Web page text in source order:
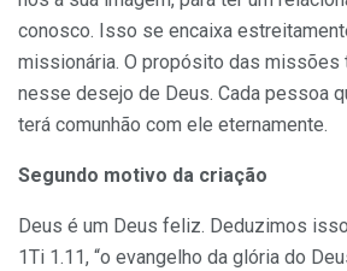
conosco. Isso se encaixa
missionária. O propósito das missões
nesse desejo de Deus. Cada pessoa
terá comunhão com ele eternamente.
Segundo motivo da criação
Deus é um Deus feliz. Deduzimos
1Ti 1.11, “o evangelho da glória do